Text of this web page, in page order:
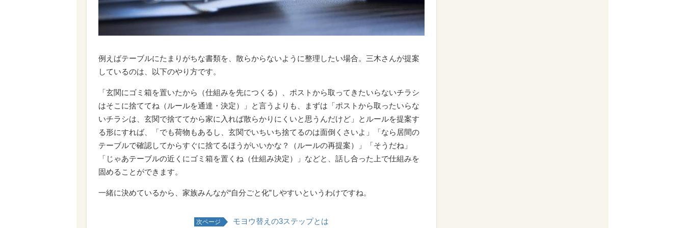
例えばテーブルにたまりがちな書類を、散らからないように整理したい場合。三木さんが提案
しているのは、以下のやり方です。
「玄関にゴミ箱を置いたから（仕組みを先につくる）、ポストから取ってきたいらないチラシ
はそこに捨ててね（ルールを通達・決定）」と言うよりも、まずは「ポストから取ったいらな
いチラシは、玄関で捨ててから家に入れば散らかりにくいと思うんだけど」とルールを提案す
る形にすれば、「でも荷物もあるし、玄関でいちいち捨てるのは面倒くさいよ」「なら居間の
テーブルで確認してからすぐに捨てるほうがいいかな？（ルールの再提案）」「そうだね」
「じゃあテーブルの近くにゴミ箱を置くね（仕組み決定）」などと、話し合った上で仕組みを
固めることができます。
一緒に決めているから、家族みんなが“自分ごと化”しやすいというわけですね。
次ページ モヨウ替えの3ステップとは